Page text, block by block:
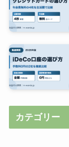
カテゴリー